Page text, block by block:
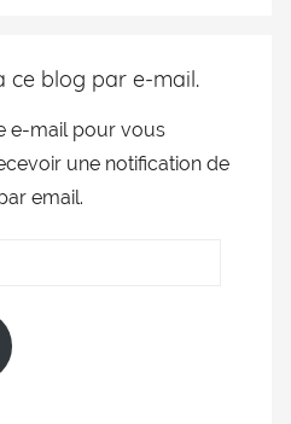
ce blog par e-mail.
e-mail pour vous
une notification de
email.